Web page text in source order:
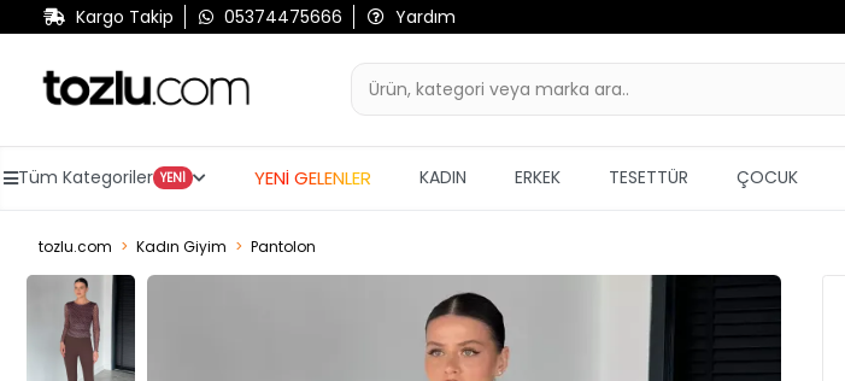
Kargo Takip 05374475666 Yardım
Tüm Kategoriler YENİ YENİ GELENLER KADIN ERKEK TESETTÜR ÇOCUK
tozlu.com Kadın Giyim Pantolon